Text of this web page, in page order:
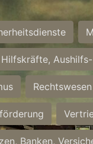
Hilfskräfte,
Rechtswesen
Banken,